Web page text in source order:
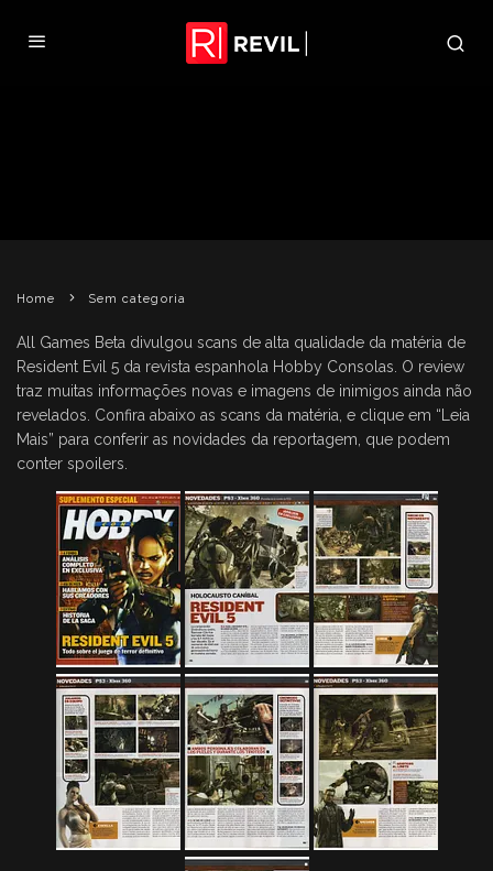
Home
Sem categoria
All Games Beta divulgou scans de alta qualidade da matéria de
Resident Evil 5 da revista espanhola Hobby Consolas. O review
traz muitas informações novas e imagens de inimigos ainda não
revelados. Confira abaixo as scans da matéria, e clique em “Leia
Mais” para conferir as novidades da reportagem, que podem
conter spoilers.